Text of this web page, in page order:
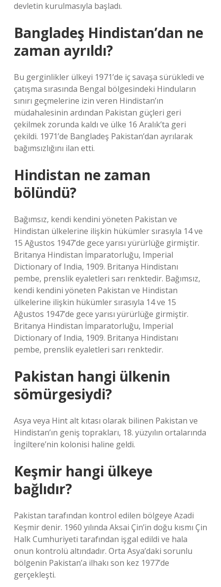
devletin kurulmasıyla başladı.
Bangladeş Hindistan’dan ne
zaman ayrıldı?
Bu gerginlikler ülkeyi 1971’de iç savaşa sürükledi ve
çatışma sırasında Bengal bölgesindeki Hinduların
sınırı geçmelerine izin veren Hindistan’ın
müdahalesinin ardından Pakistan güçleri geri
çekilmek zorunda kaldı ve ülke 16 Aralık’ta geri
çekildi. 1971’de Bangladeş Pakistan’dan ayrılarak
bağımsızlığını ilan etti.
Hindistan ne zaman
bölündü?
Bağımsız, kendi kendini yöneten Pakistan ve
Hindistan ülkelerine ilişkin hükümler sırasıyla 14 ve
15 Ağustos 1947’de gece yarısı yürürlüğe girmiştir.
Britanya Hindistan İmparatorluğu, Imperial
Dictionary of India, 1909. Britanya Hindistanı
pembe, prenslik eyaletleri sarı renktedir. Bağımsız,
kendi kendini yöneten Pakistan ve Hindistan
ülkelerine ilişkin hükümler sırasıyla 14 ve 15
Ağustos 1947’de gece yarısı yürürlüğe girmiştir.
Britanya Hindistan İmparatorluğu, Imperial
Dictionary of India, 1909. Britanya Hindistanı
pembe, prenslik eyaletleri sarı renktedir.
Pakistan hangi ülkenin
sömürgesiydi?
Asya veya Hint alt kıtası olarak bilinen Pakistan ve
Hindistan’ın geniş toprakları, 18. yüzyılın ortalarında
İngiltere’nin kolonisi haline geldi.
Keşmir hangi ülkeye
bağlıdır?
Pakistan tarafından kontrol edilen bölgeye Azadi
Keşmir denir. 1960 yılında Aksai Çin’in doğu kısmı Çin
Halk Cumhuriyeti tarafından işgal edildi ve hala
onun kontrolü altındadır. Orta Asya’daki sorunlu
bölgenin Pakistan’a ilhakı son kez 1977’de
gerçekleşti.